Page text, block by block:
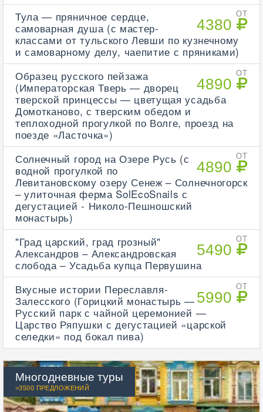
ОТ
4380
Тула — пряничное сердце,
самоварная душа (с мастер-
классами от тульского Левши по кузнечному
и самоварному делу, чаепитие с пряниками)
ОТ
4890
Образец русского пейзажа
(Императорская Тверь — дворец
тверской принцессы — цветущая усадьба
Домотканово, с тверским обедом и
теплоходной прогулкой по Волге, проезд на
поезде «Ласточка»)
ОТ
4890
Солнечный город на Озере Русь (с
водной прогулкой по
Левитановскому озеру Сенеж – Солнечногорск
– улиточная ферма SolEcoSnails с
дегустацией - Николо-Пешношский
монастырь)
ОТ
5490
"Град царский, град грозный"
Александров – Александровская
слобода – Усадьба купца Первушина
ОТ
5990
Вкусные истории Переславля-
Залесского (Горицкий монастырь —
Русский парк с чайной церемонией —
Царство Ряпушки с дегустацией «царской
селедки» под бокал пива)
Многодневные туры
>3500 ПРЕДЛОЖЕНИЙ